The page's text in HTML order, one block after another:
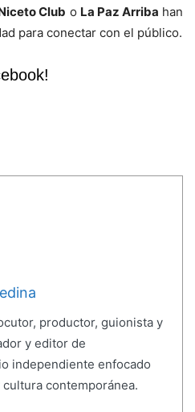
Club o La Paz Arriba han
para conectar con el público.
productor, guionista y
y editor de
independiente enfocado
contemporánea.